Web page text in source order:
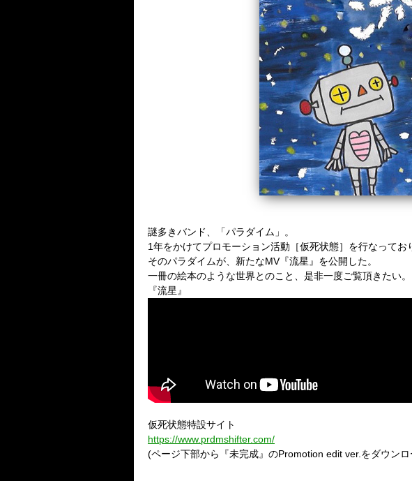
謎多きバンド、「パラダイム」。
1年をかけてプロモーション活動［仮死状態］を行なってお
そのパラダイムが、新たなMV『流星』を公開した。
一冊の絵本のような世界とのこと、是非一度ご覧頂きたい。
『流星』
仮死状態特設サイト
https://www.prdmshifter.com/
(ページ下部から『未完成』のPromotion edit ver.をダウン